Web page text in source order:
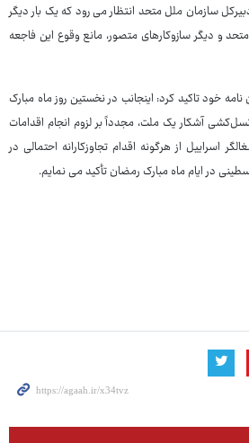
سازمان ملل متحد انتظار می رود که یک بار دیگر
۹۹ منشور ملل متحد و دیگر سازوکارهای متصور، مانع وقوع این فاجعه
نامه خود تاکید کرد: اینجانب در نخستین روز ماه مبارک
آشکار یک ملت، مجدداً بر لزوم انجام اقدامات
اسراییل از هرگونه اقدام تجاوزکارانه احتمالی در
در ایام ماه مبارک رمضان تأکید می نمایم.